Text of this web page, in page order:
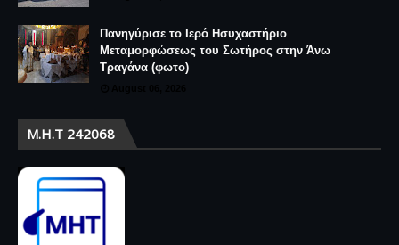
Πανηγύρισε το Ιερό Ησυχαστήριο
Μεταμορφώσεως του Σωτήρος στην Άνω
Τραγάνα (φωτο)
Μ.Η.Τ 242068